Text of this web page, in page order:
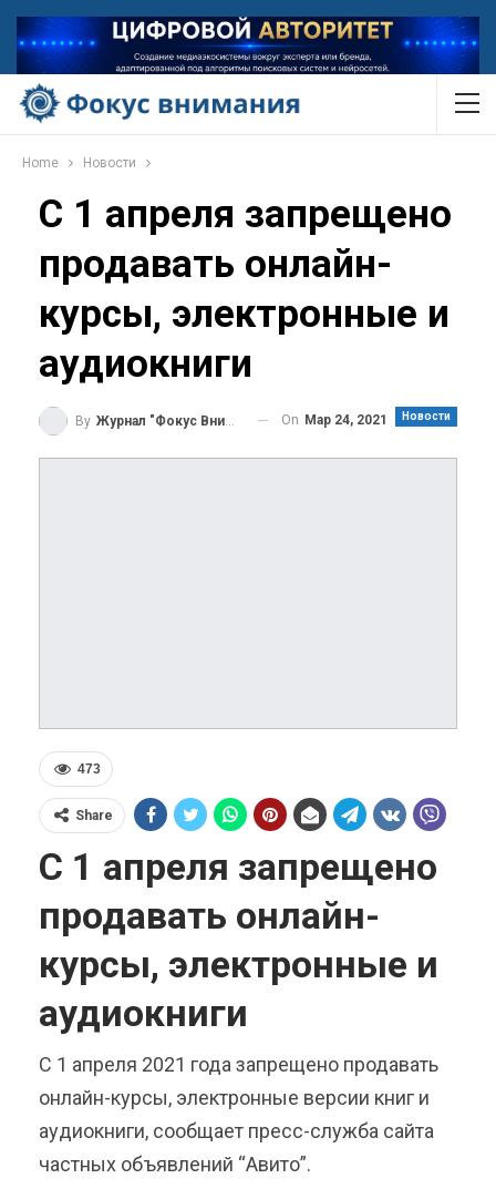
Home Новости
С 1 апреля запрещено
продавать онлайн-
курсы, электронные и
аудиокниги
Новости
By Журнал "Фокус Внимания" On Мар 24, 2021
473
Share
С 1 апреля запрещено
продавать онлайн-
курсы, электронные и
аудиокниги
С 1 апреля 2021 года запрещено продавать
онлайн-курсы, электронные версии книг и
аудиокниги, сообщает пресс-служба сайта
частных объявлений “Авито”.